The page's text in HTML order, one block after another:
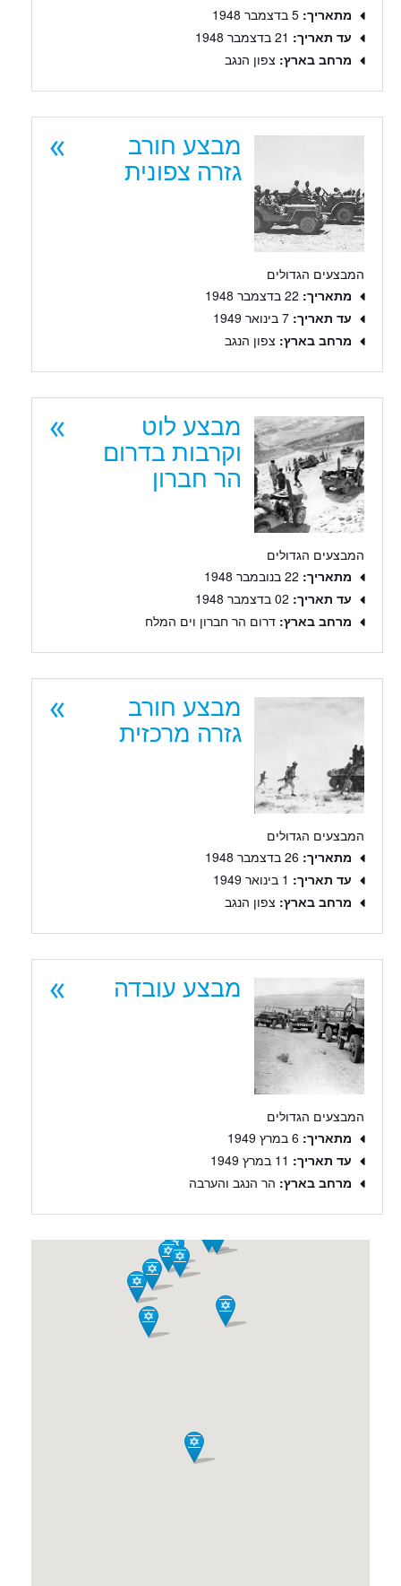
מתאריך: 5 בדצמבר 1948
עד תאריך: 21 בדצמבר 1948
מרחב בארץ: צפון הנגב
מבצע חורב
גזרה צפונית
המבצעים הגדולים
מתאריך: 22 בדצמבר 1948
עד תאריך: 7 בינואר 1949
מרחב בארץ: צפון הנגב
מבצע לוט
וקרבות בדרום
הר חברון
המבצעים הגדולים
מתאריך: 22 בנובמבר 1948
עד תאריך: 02 בדצמבר 1948
מרחב בארץ: דרום הר חברון וים המלח
מבצע חורב
גזרה מרכזית
המבצעים הגדולים
מתאריך: 26 בדצמבר 1948
עד תאריך: 1 בינואר 1949
מרחב בארץ: צפון הנגב
מבצע עובדה
המבצעים הגדולים
מתאריך: 6 במרץ 1949
עד תאריך: 11 במרץ 1949
מרחב בארץ: הר הנגב והערבה